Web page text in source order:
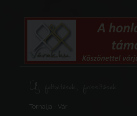
Új feltöltések, frissítések
Tornalja - Vár